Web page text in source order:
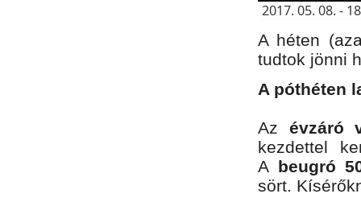
2017. 05. 08. -
A héten
tudtok jönni
A póthéten
Az évzáró
kezdettel
A beugró
sört.